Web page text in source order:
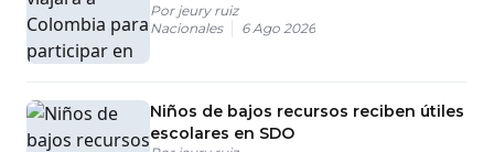
Abelardo de la Espriella
Por jeury ruiz
Nacionales
6 Ago 2026
Niños de bajos recursos reciben útiles
escolares en SDO